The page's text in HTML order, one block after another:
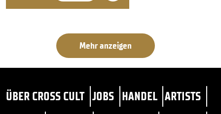
Mehr anzeigen
ÜBER CROSS CULT JOBS HANDEL ARTISTS